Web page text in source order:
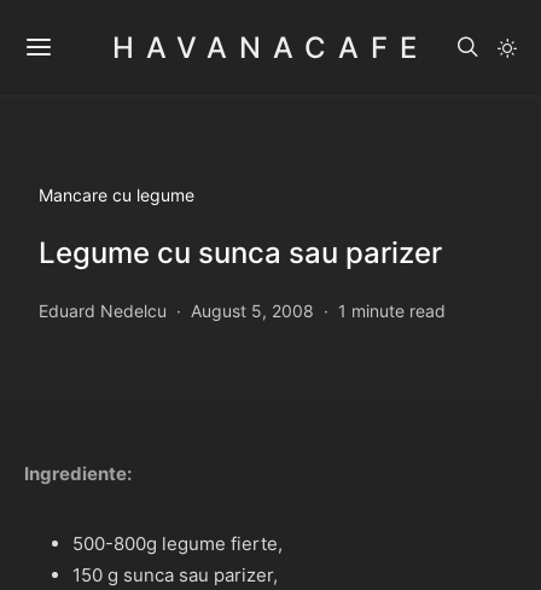
HAVANACAFE
Mancare cu legume
Legume cu sunca sau parizer
Eduard Nedelcu August 5, 2008 1 minute read
Ingrediente:
500-800g legume fierte,
150 g sunca sau parizer,